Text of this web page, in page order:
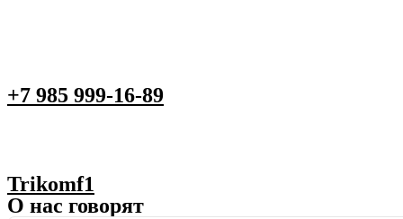
+7 985 999-16-89
Trikomf1
О нас говорят